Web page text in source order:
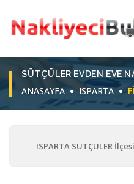
SÜTÇÜLER EVDEN EVE
ANASAYFA ISPARTA
ISPARTA SÜTÇÜLER